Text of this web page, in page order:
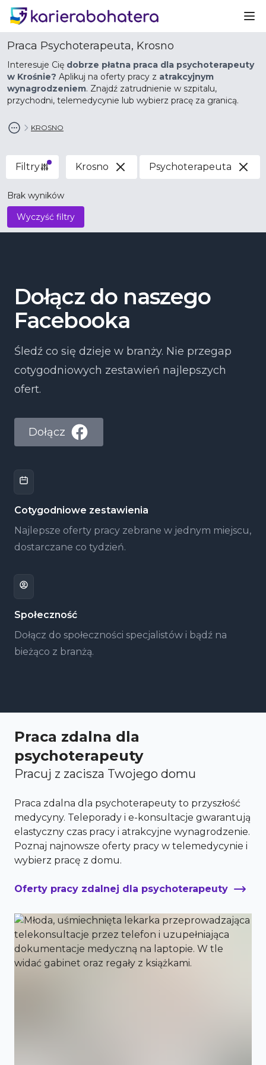
Praca Psychoterapeuta, Krosno
Interesuje Cię dobrze płatna praca dla psychoterapeuty
w Krośnie? Aplikuj na oferty pracy z atrakcyjnym
wynagrodzeniem. Znajdź zatrudnienie w szpitalu,
przychodni, telemedycynie lub wybierz pracę za granicą.
KROSNO
Filtry Krosno Psychoterapeuta
Brak wyników
Wyczyść filtry
Dołącz do naszego
Facebooka
Śledź co się dzieje w branży. Nie przegap
cotygodniowych zestawień najlepszych
ofert.
Dołącz
Cotygodniowe zestawienia
Najlepsze oferty pracy zebrane w jednym miejscu,
dostarczane co tydzień.
Społeczność
Dołącz do społeczności specjalistów i bądź na
bieżąco z branżą.
Praca zdalna dla
psychoterapeuty
Pracuj z zacisza Twojego domu
Praca zdalna dla psychoterapeuty to przyszłość
medycyny. Teleporady i e-konsultacje gwarantują
elastyczny czas pracy i atrakcyjne wynagrodzenie.
Poznaj najnowsze oferty pracy w telemedycynie i
wybierz pracę z domu.
Oferty pracy zdalnej dla psychoterapeuty